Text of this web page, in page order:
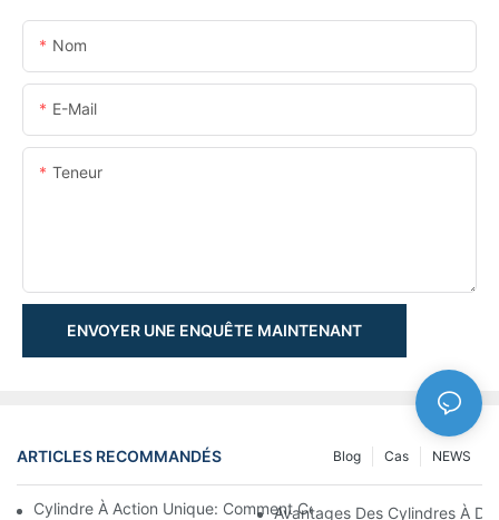
Nom
E-Mail
Teneur
ENVOYER UNE ENQUÊTE MAINTENANT
ARTICLES RECOMMANDÉS NEWS
Cas
Blog
Cylindre À Action Unique: Comment Cela Fonctionne &
Avantages Des Cylindres À